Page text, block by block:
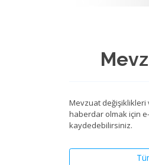
Mevzuat değişiklikleri
haberdar olmak için
kaydedebilirsiniz.